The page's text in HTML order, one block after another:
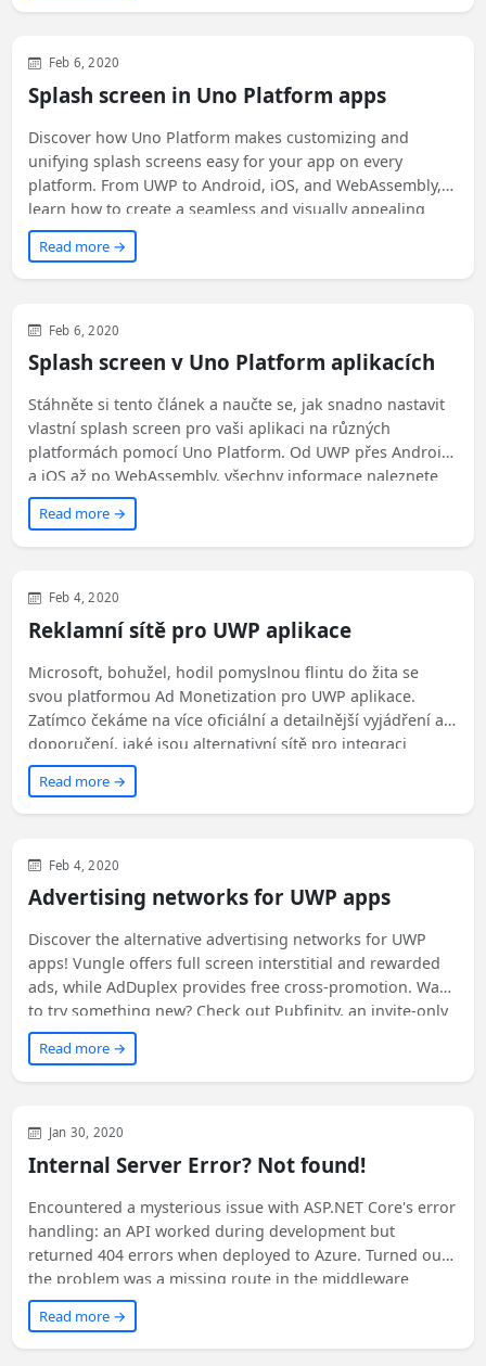
Xamarin Uno Platform
Feb 6, 2020
Splash screen in Uno Platform apps
Discover how Uno Platform makes customizing and
unifying splash screens easy for your app on every
platform. From UWP to Android, iOS, and WebAssembly,
learn how to create a seamless and visually appealing
splash screen experience. Check out the article for step-
by-step instructions and sample code.
Read more →
Xamarin Uno Platform
Feb 6, 2020
Splash screen v Uno Platform aplikacích
Stáhněte si tento článek a naučte se, jak snadno nastavit
vlastní splash screen pro vaši aplikaci na různých
platformách pomocí Uno Platform. Od UWP přes Android
a iOS až po WebAssembly, všechny informace naleznete
zde!
Read more →
WinUIFeb 4, 2020
Reklamní sítě pro UWP aplikace
Microsoft, bohužel, hodil pomyslnou flintu do žita se
svou platformou Ad Monetization pro UWP aplikace.
Zatímco čekáme na více oficiální a detailnější vyjádření a
doporučení, jaké jsou alternativní sítě pro integraci
reklam do UWP aplikací? Navrhujeme Vungle, AdDuplex a
Pubfinity! Přečtěte si více v článku.
Read more →
WinUIFeb 4, 2020
Advertising networks for UWP apps
Discover the alternative advertising networks for UWP
apps! Vungle offers full screen interstitial and rewarded
ads, while AdDuplex provides free cross-promotion. Want
to try something new? Check out Pubfinity, an invite-only
beta network. Will Microsoft bring in big players like
AdMob and MoPub? Find out more!
Read more →
Uncategorized
Jan 30, 2020
Internal Server Error? Not found!
Encountered a mysterious issue with ASP.NET Core's error
handling: an API worked during development but
returned 404 errors when deployed to Azure. Turned out
the problem was a missing route in the middleware
configuration. Always double-check your pipeline paths!
Read more →